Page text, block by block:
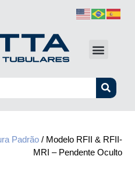
Padrão/ Modelo RFII & RFII-
MRI – Pendente Oculto